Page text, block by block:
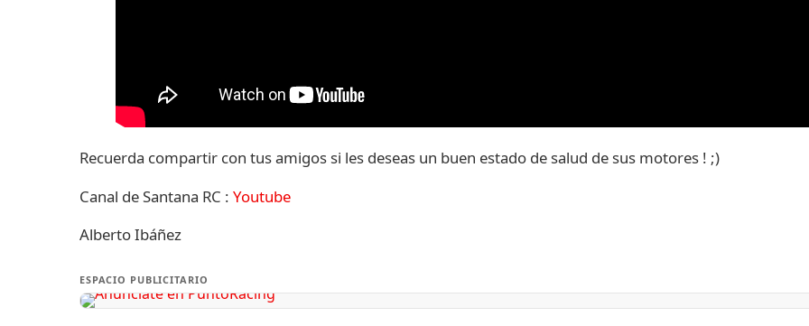
Recuerda compartir con tus amigos si les deseas un buen estado de salud de sus motores ! ;)
Canal de Santana RC : Youtube
Alberto Ibáñez
ESPACIO PUBLICITARIO